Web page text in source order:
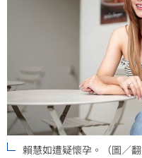
賴慧如遭疑懷孕。（圖／翻